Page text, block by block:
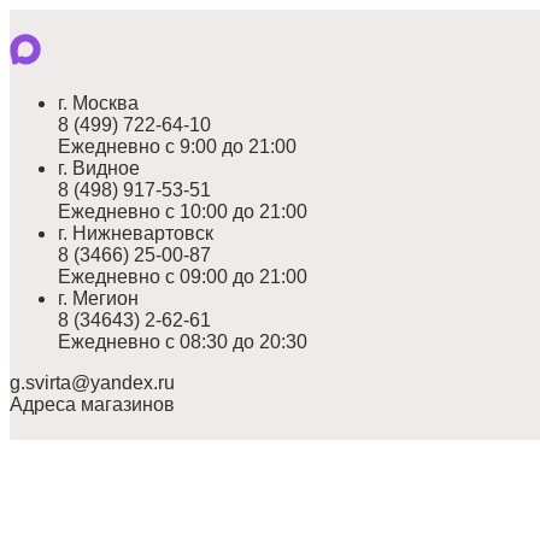
г. Москва
8 (499) 722-64-10
Ежедневно с 9:00 до 21:00
г. Видное
8 (498) 917-53-51
Ежедневно с 10:00 до 21:00
г. Нижневартовск
8 (3466) 25-00-87
Ежедневно с 09:00 до 21:00
г. Мегион
8 (34643) 2-62-61
Ежедневно с 08:30 до 20:30
g.svirta@yandex.ru
Адреса магазинов